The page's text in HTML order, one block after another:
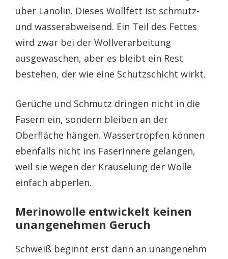
über Lanolin. Dieses Wollfett ist schmutz-
und wasserabweisend. Ein Teil des Fettes
wird zwar bei der Wollverarbeitung
ausgewaschen, aber es bleibt ein Rest
bestehen, der wie eine Schutzschicht wirkt.
Gerüche und Schmutz dringen nicht in die
Fasern ein, sondern bleiben an der
Oberfläche hängen. Wassertropfen können
ebenfalls nicht ins Faserinnere gelangen,
weil sie wegen der Kräuselung der Wolle
einfach abperlen.
Merinowolle entwickelt keinen
unangenehmen Geruch
Schweiß beginnt erst dann an unangenehm